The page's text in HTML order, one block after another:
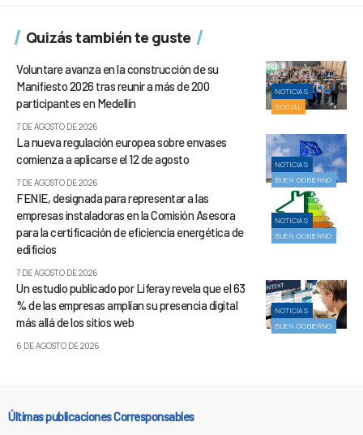
Quizás también te guste
NOTICIAS
SOCIAL
Voluntare avanza en la construcción de su
Manifiesto 2026 tras reunir a más de 200
participantes en Medellín
7 DE AGOSTO DE 2026
NOTICIAS
BUEN GOBIERNO
La nueva regulación europea sobre envases
comienza a aplicarse el 12 de agosto
7 DE AGOSTO DE 2026
NOTICIAS
BUEN GOBIERNO
FENIE, designada para representar a las
empresas instaladoras en la Comisión Asesora
para la certificación de eficiencia energética de
edificios
7 DE AGOSTO DE 2026
NOTICIAS
BUEN GOBIERNO
Un estudio publicado por Liferay revela que el 63
% de las empresas amplían su presencia digital
más allá de los sitios web
6 DE AGOSTO DE 2026
Últimas publicaciones Corresponsables